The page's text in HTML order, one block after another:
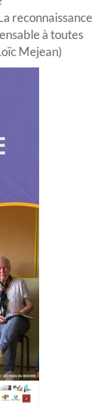
reconnaissance
à toutes
Mejean)